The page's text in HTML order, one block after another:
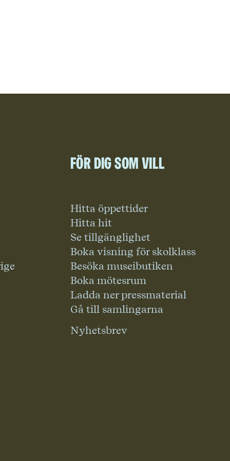
För dig som vill
Hitta öppettider
Hitta hit
Se tillgänglighet
Boka visning för skolklass
Besöka museibutiken
Boka mötesrum
Ladda ner pressmaterial
Gå till samlingarna
Nyhetsbrev